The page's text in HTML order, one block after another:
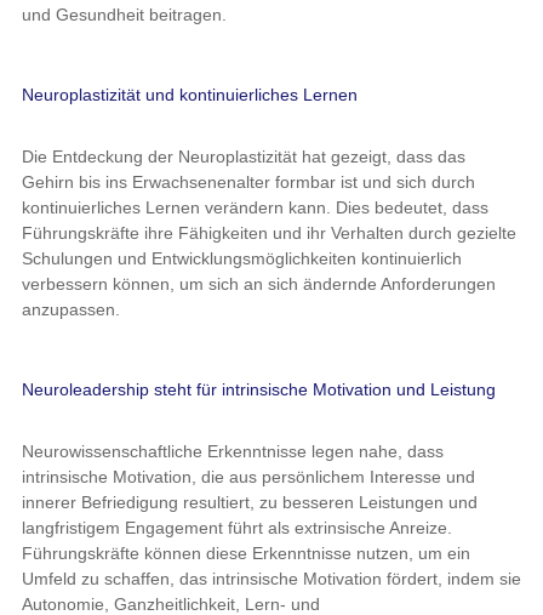
und Gesundheit beitragen.
Neuroplastizität und kontinuierliches Lernen
Die Entdeckung der Neuroplastizität hat gezeigt, dass das
Gehirn bis ins Erwachsenenalter formbar ist und sich durch
kontinuierliches Lernen verändern kann. Dies bedeutet, dass
Führungskräfte ihre Fähigkeiten und ihr Verhalten durch gezielte
Schulungen und Entwicklungsmöglichkeiten kontinuierlich
verbessern können, um sich an sich ändernde Anforderungen
anzupassen.
Neuroleadership steht für intrinsische Motivation und Leistung
Neurowissenschaftliche Erkenntnisse legen nahe, dass
intrinsische Motivation, die aus persönlichem Interesse und
innerer Befriedigung resultiert, zu besseren Leistungen und
langfristigem Engagement führt als extrinsische Anreize.
Führungskräfte können diese Erkenntnisse nutzen, um ein
Umfeld zu schaffen, das intrinsische Motivation fördert, indem sie
Autonomie, Ganzheitlichkeit, Lern- und